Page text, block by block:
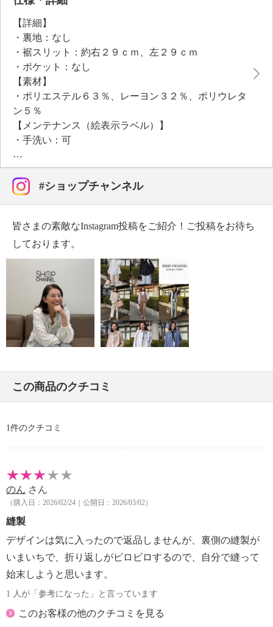
【詳細】
・裏地：なし
・裾スリット：約右２９ｃｍ、左２９ｃｍ
・ポケット：なし
【素材】
・ポリエステル６３％、レーヨン３２％、ポリウレタ
ン５％
【メンテナンス（絵表示ラベル）】
・手洗い：可
・漂白処理：塩素系・酸素系漂白不可
・タンブル乾燥：不可
・自然乾燥：日陰の吊り干し
・アイロン仕上げ：可（中温）
・ウエットクリーニング：可
【メンテナンス（ケアラベル）】
・毛玉が生じるおそれあり
【原産国（地）】
・中国製
#ショップチャンネル
皆さまの素敵なInstagram投稿をご紹介！ご投稿をお待ち
しております。
この商品のクチコミ
1件のクチコミ
のん さん
（購入日：2026/02/24｜公開日：2026/03/02）
縫製
デザインは気に入ったので返品しませんが、裏側の縫製が
いまいちで、折り返しがビロビロするので、自分で縫って
始末しようと思います。
1 人が「参考になった」と言っています
このお客様の他のクチコミを見る